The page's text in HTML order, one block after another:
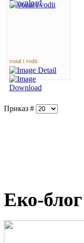
vozai i vodii
Приказ #
Еко-